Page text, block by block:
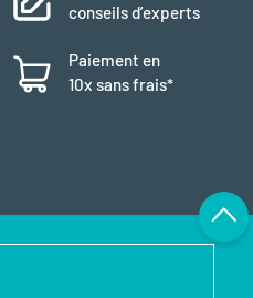
conseils d’experts
Paiement en
10x sans frais*